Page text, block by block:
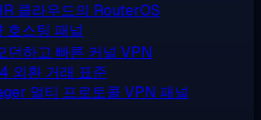
클라우드의 RouterOS
호스팅 패널
던하고 빠른 커널 VPN
외환 거래 표준
멀티 프로토콜 VPN 패널